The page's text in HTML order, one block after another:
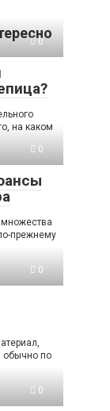
0
на каком
0
прежнему
0
обычно по
0